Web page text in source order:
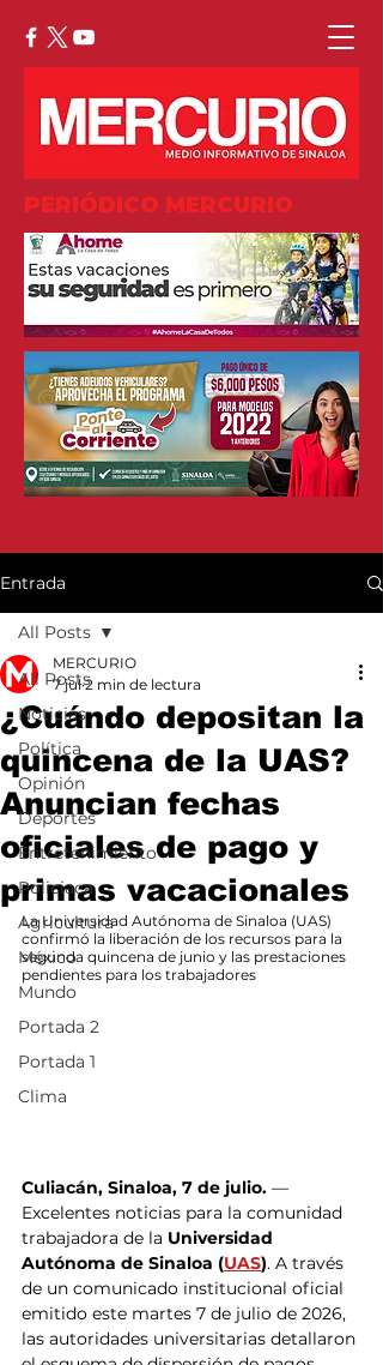
PERIÓDICO MERCURIO
Entrada
All Posts
Noticias
Política
Opinión
Deportes
Entretenimiento
Policiaca
Agricultura
México
Mundo
Portada 2
Portada 1
Clima
All Posts
¿Cuándo depositan la
quincena de la UAS?
Anuncian fechas
oficiales de pago y
primas vacacionales
MERCURIO
7 jul 2 min de lectura
La Universidad Autónoma de Sinaloa (UAS)
confirmó la liberación de los recursos para la
segunda quincena de junio y las prestaciones
pendientes para los trabajadores
Culiacán, Sinaloa, 7 de julio. —
Excelentes noticias para la comunidad
trabajadora de la Universidad
Autónoma de Sinaloa (UAS). A través
de un comunicado institucional oficial
emitido este martes 7 de julio de 2026,
las autoridades universitarias detallaron